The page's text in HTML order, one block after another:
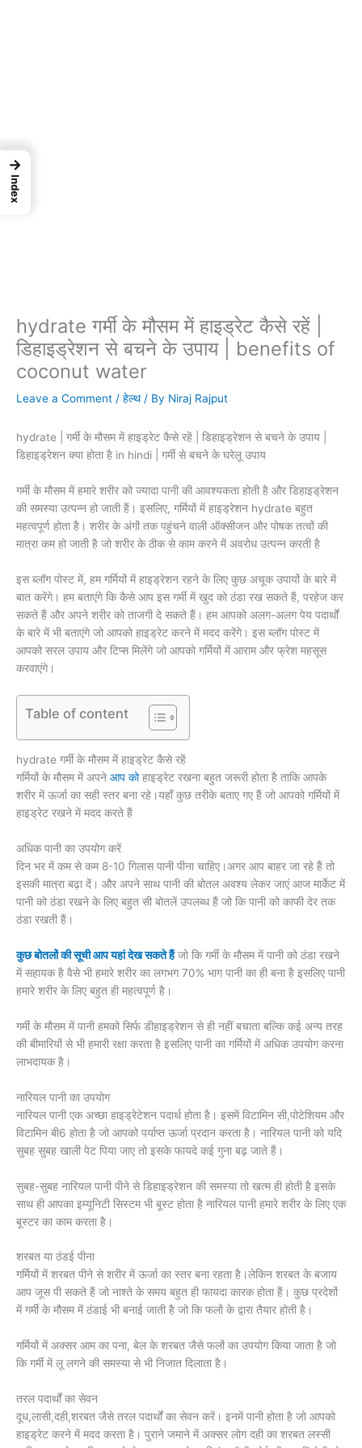
hydrate गर्मी के मौसम में हाइड्रेट कैसे रहें |
डिहाइड्रेशन से बचने के उपाय | benefits of
coconut water
Leave a Comment / हेल्थ/ By Niraj Rajput
hydrate | गर्मी के मौसम में हाइड्रेट कैसे रहें | डिहाइड्रेशन से बचने के उपाय |
डिहाइड्रेशन क्या होता है in hindi | गर्मी से बचने के घरेलू उपाय
गर्मी के मौसम में हमारे शरीर को ज्यादा पानी की आवश्यकता होती है और डिहाइड्रेशन
की समस्या उत्पन्न हो जाती हैं। इसलिए, गर्मियों में हाइड्रेशन hydrate बहुत
महत्वपूर्ण होता है। शरीर के अंगों तक पहुंचने वाली ऑक्सीजन और पोषक तत्वों की
मात्रा कम हो जाती है जो शरीर के ठीक से काम करने में अवरोध उत्पन्न करती है
इस ब्लॉग पोस्ट में, हम गर्मियों में हाइड्रेशन रहने के लिए कुछ अचूक उपायों के बारे में
बात करेंगे। हम बताएंगे कि कैसे आप इस गर्मी में खुद को ठंडा रख सकते हैं, परहेज कर
सकते हैं और अपने शरीर को ताजगी दे सकते हैं। हम आपको अलग-अलग पेय पदार्थों
के बारे में भी बताएंगे जो आपको हाइड्रेट करने में मदद करेंगे। इस ब्लॉग पोस्ट में
आपको सरल उपाय और टिप्स मिलेंगे जो आपको गर्मियों में आराम और फ्रेश महसूस
करवाएंगे।
Table of content
hydrate गर्मी के मौसम में हाइड्रेट कैसे रहें
गर्मियों के मौसम में अपने आप कोहाइड्रेट रखना बहुत जरूरी होता है ताकि आपके
शरीर में ऊर्जा का सही स्तर बना रहे।यहाँ कुछ तरीके बताए गए हैं जो आपको गर्मियों में
हाइड्रेट रखने में मदद करते हैं
अधिक पानी का उपयोग करें
दिन भर में कम से कम 8-10 गिलास पानी पीना चाहिए।अगर आप बाहर जा रहे हैं तो
इसकी मात्रा बढ़ा दें। और अपने साथ पानी की बोतल अवश्य लेकर जाएं आज मार्केट में
पानी को ठंडा रखने के लिए बहुत सी बोतलें उपलब्ध हैं जो कि पानी को काफी देर तक
ठंडा रखती हैं।
कुछ बोतलों की सूची आप यहां देख सकते हैंजो कि गर्मी के मौसम में पानी को ठंडा रखने
में सहायक है वैसे भी हमारे शरीर का लगभग 70% भाग पानी का ही बना है इसलिए पानी
हमारे शरीर के लिए बहुत ही महत्वपूर्ण है।
गर्मी के मौसम में पानी हमको सिर्फ डीहाइड्रेशन से ही नहीं बचाता बल्कि कई अन्य तरह
की बीमारियों से भी हमारी रक्षा करता है इसलिए पानी का गर्मियों में अधिक उपयोग करना
लाभदायक है।
नारियल पानी का उपयोग
नारियल पानी एक अच्छा हाइड्रेटेशन पदार्थ होता है। इसमें विटामिन सी,पोटेशियम और
विटामिन बी6 होता है जो आपको पर्याप्त ऊर्जा प्रदान करता है। नारियल पानी को यदि
सुबह सुबह खाली पेट पिया जाए तो इसके फायदे कई गुना बढ़ जाते हैं।
सुबह-सुबह नारियल पानी पीने से डिहाइड्रेशन की समस्या तो खत्म ही होती है इसके
साथ ही आपका इम्यूनिटी सिस्टम भी बूस्ट होता है नारियल पानी हमारे शरीर के लिए एक
बूस्टर का काम करता है।
शरबत या ठंड‌ई पीना
गर्मियों में शरबत पीने से शरीर में ऊर्जा का स्तर बना रहता है।लेकिन शरबत के बजाय
आप जूस पी सकते हैं जो नाश्ते के समय बहुत ही फायदा कारक होता हैं। कुछ प्रदेशों
में गर्मी के मौसम में ठंडाई भी बनाई जाती है जो कि फलों के द्वारा तैयार होती है।
गर्मियों में अक्सर आम का पना, बेल के शरबत जैसे फलों का उपयोग किया जाता है जो
कि गर्मी में लू लगने की समस्या से भी निजात दिलाता है।
तरल पदार्थों का सेवन
दूध,लासी,दही,शरबत जैसे तरल पदार्थों का सेवन करें। इनमें पानी होता है जो आपको
हाइड्रेट करने में मदद करता है। पुराने जमाने में अक्सर लोग दही का शरबत लस्सी
→
Index